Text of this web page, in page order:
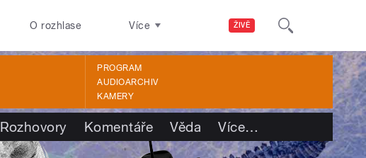
ŽIVĚ
O rozhlase Více
PROGRAM
AUDIOARCHIV
KAMERY
Rozhovory Komentáře Věda Více…